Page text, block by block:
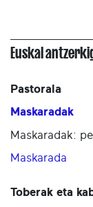
Euskal
Pastorala
Maskaradak
Maskaradak:
Maskarada
Toberak eta